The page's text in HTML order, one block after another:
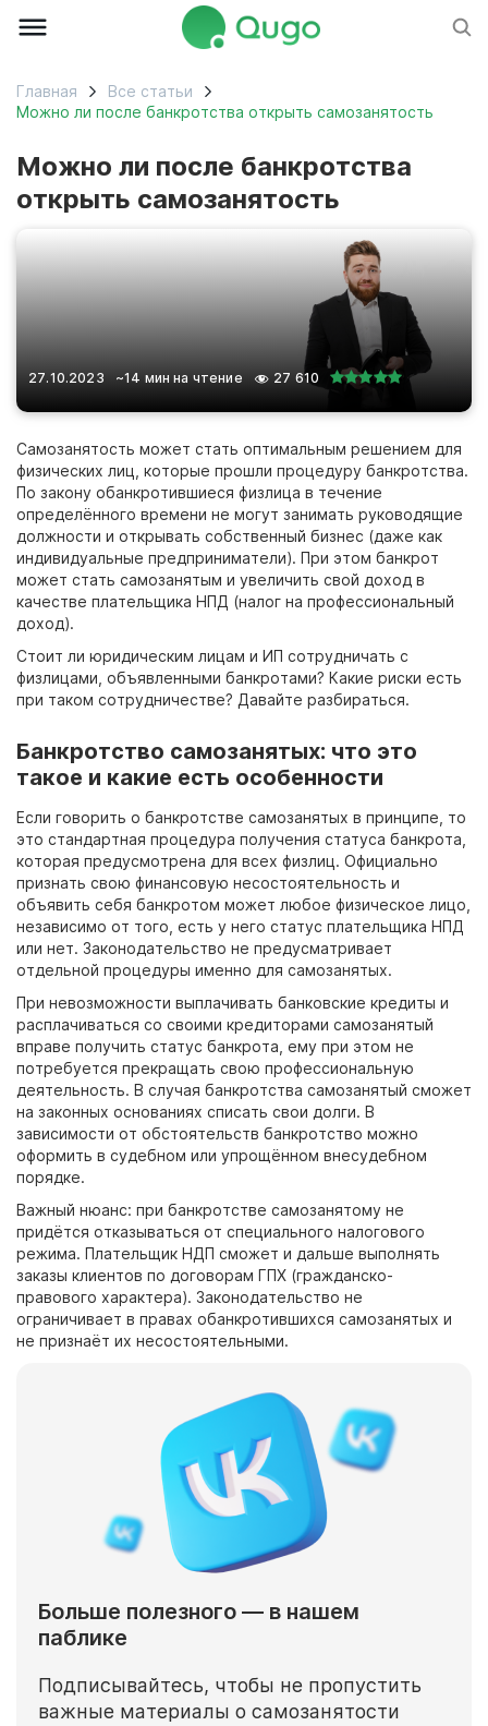
Главная
Все статьи
Можно ли после банкротства открыть самозанятость
Можно ли после банкротства
открыть самозанятость
27.10.2023 ~14 мин на чтение 27 610
Самозанятость может стать оптимальным решением для
физических лиц, которые прошли процедуру банкротства.
По закону обанкротившиеся физлица в течение
определённого времени не могут занимать руководящие
должности и открывать собственный бизнес (даже как
индивидуальные предприниматели). При этом банкрот
может стать самозанятым и увеличить свой доход в
качестве плательщика НПД (налог на профессиональный
доход).
Стоит ли юридическим лицам и ИП сотрудничать с
физлицами, объявленными банкротами? Какие риски есть
при таком сотрудничестве? Давайте разбираться.
Банкротство самозанятых: что это
такое и какие есть особенности
Если говорить о банкротстве самозанятых в принципе, то
это стандартная процедура получения статуса банкрота,
которая предусмотрена для всех физлиц. Официально
признать свою финансовую несостоятельность и
объявить себя банкротом может любое физическое лицо,
независимо от того, есть у него статус плательщика НПД
или нет. Законодательство не предусматривает
отдельной процедуры именно для самозанятых.
При невозможности выплачивать банковские кредиты и
расплачиваться со своими кредиторами самозанятый
вправе получить статус банкрота, ему при этом не
потребуется прекращать свою профессиональную
деятельность. В случая банкротства самозанятый сможет
на законных основаниях списать свои долги. В
зависимости от обстоятельств банкротство можно
оформить в судебном или упрощённом внесудебном
порядке.
Важный нюанс: при банкротстве самозанятому не
придётся отказываться от специального налогового
режима. Плательщик НДП сможет и дальше выполнять
заказы клиентов по договорам ГПХ (гражданско-
правового характера). Законодательство не
ограничивает в правах обанкротившихся самозанятых и
не признаёт их несостоятельными.
Больше полезного — в нашем
паблике
Подписывайтесь, чтобы не пропустить
важные материалы о самозанятости